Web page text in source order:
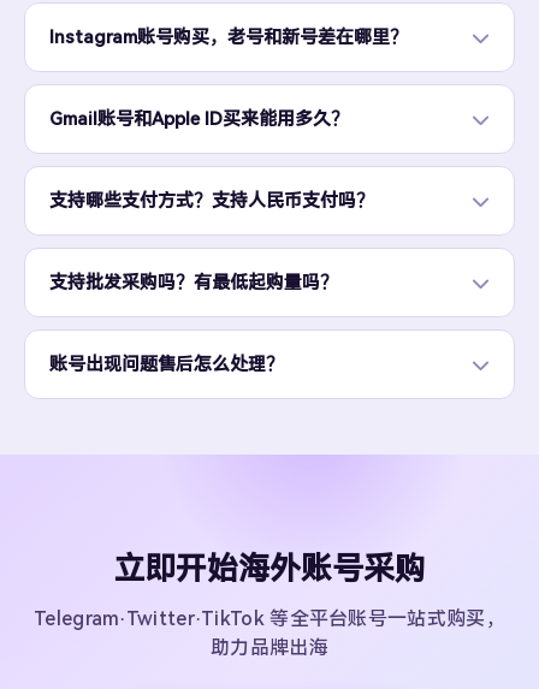
Instagram账号购买，老号和新号差在哪里？
Gmail账号和Apple ID买来能用多久？
支持哪些支付方式？支持人民币支付吗？
支持批发采购吗？有最低起购量吗？
账号出现问题售后怎么处理？
立即开始海外账号采购
Telegram·Twitter·TikTok 等全平台账号一站式购买，
助力品牌出海